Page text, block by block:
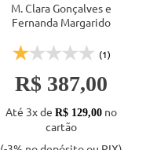
construção
M. Clara Gonçalves e
Fernanda Margarido
(1)
R$ 387,00
Até 3x de R$ 129,00 no
cartão